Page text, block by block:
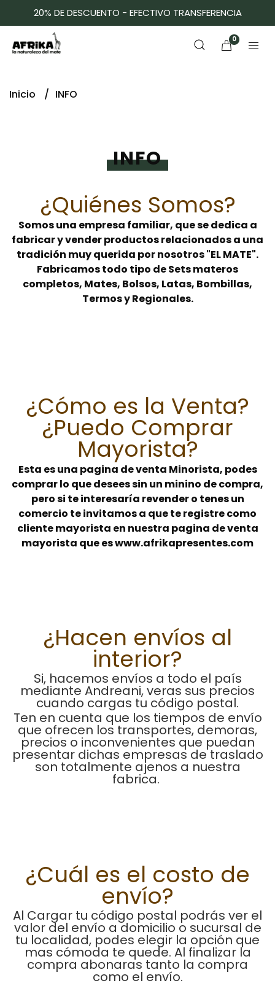
20% DE DESCUENTO - EFECTIVO TRANSFERENCIA
0
Inicio INFO
INFO
¿Quiénes Somos?
Somos una empresa familiar, que se dedica a
fabricar y vender productos relacionados a una
tradición muy querida por nosotros "EL MATE".
Fabricamos todo tipo de Sets materos
completos, Mates, Bolsos, Latas, Bombillas,
Termos y Regionales.
¿Cómo es la Venta?
¿Puedo Comprar
Mayorista?
Esta es una pagina de venta Minorista, podes
comprar lo que desees sin un minino de compra,
pero si te interesaría revender o tenes un
comercio te invitamos a que te registre como
cliente mayorista en nuestra pagina de venta
mayorista que es www.afrikapresentes.com
¿Hacen envíos al
interior?
Si, hacemos envíos a todo el país
mediante Andreani, veras sus precios
cuando cargas tu código postal.
Ten en cuenta que los tiempos de envío
que ofrecen los transportes, demoras,
precios o inconvenientes que puedan
presentar dichas empresas de traslado
son totalmente ajenos a nuestra
fabrica.
¿Cuál es el costo de
envío?
Al Cargar tu código postal podrás ver el
valor del envío a domicilio o sucursal de
tu localidad, podes elegir la opción que
mas cómoda te quede. Al finalizar la
compra abonaras tanto la compra
como el envío.